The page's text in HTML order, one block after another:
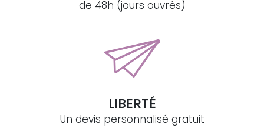
de 48h (jours ouvrés)
LIBERTÉ
Un devis personnalisé gratuit